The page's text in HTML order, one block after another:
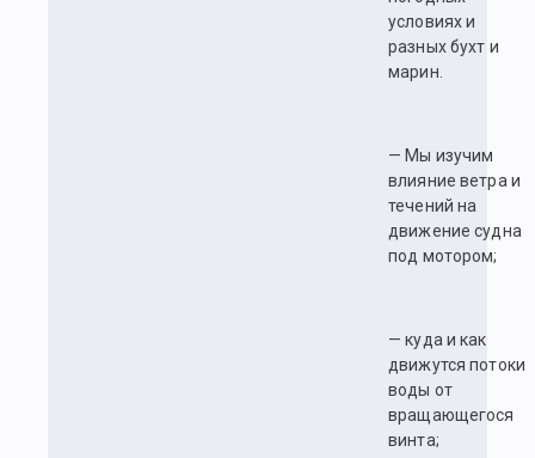
условиях и
разных бухт и
марин.
— Мы изучим
влияние ветра и
течений на
движение судна
под мотором;
— куда и как
движутся потоки
воды от
вращающегося
винта;